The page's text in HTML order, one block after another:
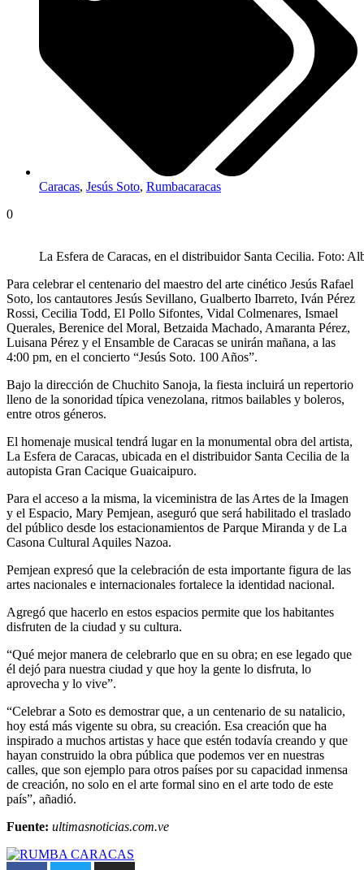
Caracas, Jesús Soto, Rumbacaracas
0
La Esfera de Caracas, en el distribuidor Santa Cecilia. Foto:
Para celebrar el centenario del maestro del arte cinético Jesús Rafael
Soto, los cantautores Jesús Sevillano, Gualberto Ibarreto, Iván Pérez
Rossi, Cecilia Todd, El Pollo Sifontes, Vidal Colmenares, Ismael
Querales, Berenice del Moral, Betzaida Machado, Amaranta Pérez,
Luisana Pérez y el Ensamble de Caracas se unirán mañana, a las
4:00 pm, en el concierto “Jesús Soto. 100 Años”.
Bajo la dirección de Chuchito Sanoja, la fiesta incluirá un repertorio
lleno de la sonoridad típica venezolana, ritmos bailables y boleros,
entre otros géneros.
El homenaje musical tendrá lugar en la monumental obra del artista,
La Esfera de Caracas, ubicada en el distribuidor Santa Cecilia de la
autopista Gran Cacique Guaicaipuro.
Para el acceso a la misma, la viceministra de las Artes de la Imagen
y el Espacio, Mary Pemjean, aseguró que será habilitado el traslado
del público desde los estacionamientos de Parque Miranda y de La
Casona Cultural Aquiles Nazoa.
Pemjean expresó que la celebración de esta importante figura de las
artes nacionales e internacionales fortalece la identidad nacional.
Agregó que hacerlo en estos espacios permite que los habitantes
disfruten de la ciudad y su cultura.
“Qué mejor manera de celebrarlo que en su obra; en ese legado que
él dejó para nuestra ciudad y que hoy la gente lo disfruta, lo
aprovecha y lo vive”.
“Celebrar a Soto es demostrar que, a un centenario de su natalicio,
hoy está más vigente su obra, su creación. Esa creación que ha
inspirado a muchos artistas y hace que estén todavía creando y que
hayan construido la obra pública que podemos ver en nuestras
calles, que son ejemplo para otros países por su capacidad inmensa
de creación, no solo en el arte formal sino en el arte todo de este
país”, añadió.
Fuente: ultimasnoticias.com.ve